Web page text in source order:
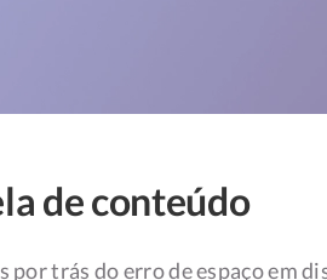
de conteúdo
por trás do erro de espaço em